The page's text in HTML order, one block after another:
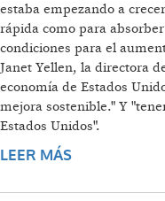
estaba empezando a
rápida como para
condiciones para el
Janet Yellen, la directora
economía de Estados
mejora sostenible." Y
Estados Unidos".
LEER MÁS